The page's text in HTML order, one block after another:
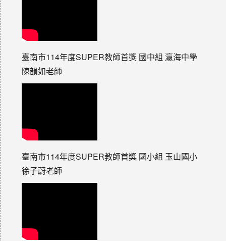
臺南市114年度SUPER教師首獎 國中組 瀛海中學
陳韻如老師
臺南市114年度SUPER教師首獎 國小組 玉山國小
徐子蔚老師